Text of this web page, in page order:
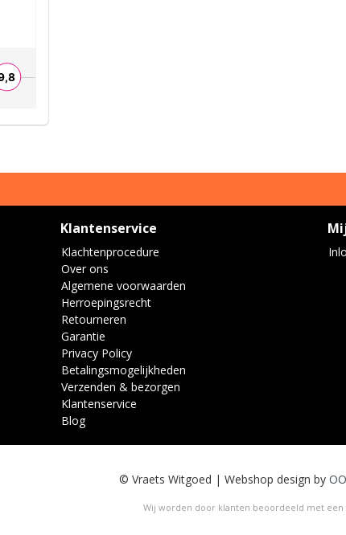
Klantenservice
Klachtenprocedure
Over ons
Algemene voorwaarden
Herroepingsrecht
Retourneren
Garantie
Privacy Policy
Betalingsmogelijkheden
Verzenden & bezorgen
Klantenservice
Blog
© Vraets Witgoed | Webshop design by
Wij worden door klanten beoordeeld met een